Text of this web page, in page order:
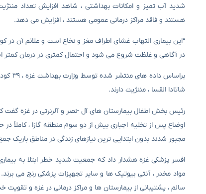
شدید آب تمیز و امکانات بهداشتی ، شاهد افزایش تعداد
هستند و فاقد مراکز درمانی عمومی هستند ، افزایش می دهد.
“این بیماری التهاب غشای اطراف مغز و نخاع است و علائم آن در
در آگاهی و غلظت شروع می شود و احتمال کمتری در درمان کمتر
شاتادا القسا ، مننژیت دارند.
رئیس بخش اطفال بیمارستان های آل -نصر و آلرنرتی در غزه
مجبور شدند بدون ابتدایی ترین نیازهای زندگی در مناطق باریک
افسر پزشکی غزه هشدار داد که جمعیت شدید خطر ابتلا به
مواد مخدر ، آنتی بیوتیک ها و سایر تجهیزات پزشکی رنج می
سالم ، پشتیبانی از بیمارستان ها و مراکز درمانی در غزه و